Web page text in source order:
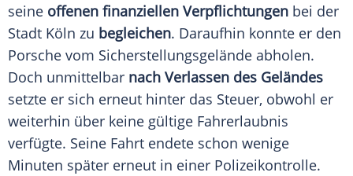
seine offenen finanziellen Verpflichtungen bei der
Stadt Köln zu begleichen. Daraufhin konnte er den
Porsche vom Sicherstellungsgelände abholen.
Doch unmittelbar nach Verlassen des Geländes
setzte er sich erneut hinter das Steuer, obwohl er
weiterhin über keine gültige Fahrerlaubnis
verfügte. Seine Fahrt endete schon wenige
Minuten später erneut in einer Polizeikontrolle.